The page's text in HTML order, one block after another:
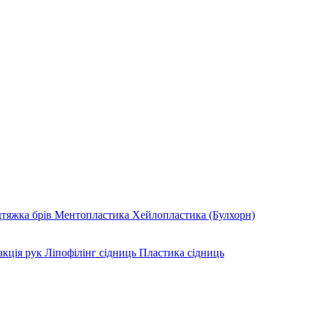
брів Ментопластика Хейлопластика (Булхорн)
рук Ліпофілінг сідниць Пластика сідниць